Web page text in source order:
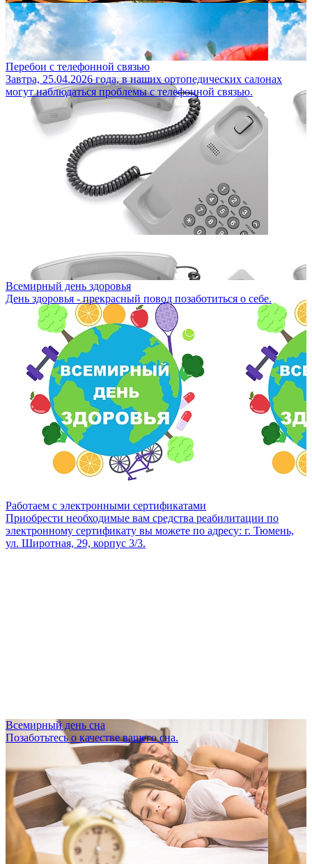
Перебои с телефонной связью
Завтра, 25.04.2026 года, в наших ортопедических салонах
могут наблюдаться проблемы с телефонной связью.
Всемирный день здоровья
День здоровья - прекрасный повод позаботиться о себе.
Работаем с электронными сертификатами
Приобрести необходимые вам средства реабилитации по
электронному сертификату вы можете по адресу: г. Тюмень,
ул. Широтная, 29, корпус 3/3.
Всемирный день сна
Позаботьтесь о качестве вашего сна.